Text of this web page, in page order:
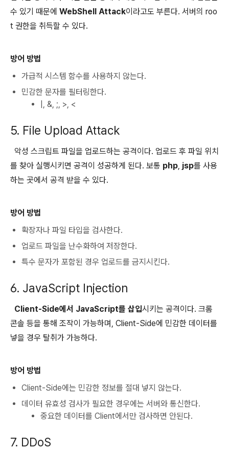
수 있기 때문에 WebShell Attack이라고도 부른다. 서버의 roo
t 권한을 취득할 수 있다.
방어 방법
가급적 시스템 함수를 사용하지 않는다.
민감한 문자를 필터링한다.
|, &, ;, >, <
5. File Upload Attack
악성 스크립트 파일을 업로드하는 공격이다. 업로드 후 파일 위치
를 찾아 실행시키면 공격이 성공하게 된다. 보통 php, jsp를 사용
하는 곳에서 공격 받을 수 있다.
방어 방법
확장자나 파일 타입을 검사한다.
업로드 파일을 난수화하여 저장한다.
특수 문자가 포함된 경우 업로드를 금지시킨다.
6. JavaScript Injection
Client-Side에서 JavaScript를 삽입시키는 공격이다. 크롬
콘솔 등을 통해 조작이 가능하며, Client-Side에 민감한 데이터를
넣을 경우 탈취가 가능하다.
방어 방법
Client-Side에는 민감한 정보를 절대 넣지 않는다.
데이터 유효성 검사가 필요한 경우에는 서버와 통신한다.
중요한 데이터를 Client에서만 검사하면 안된다.
7. DDoS